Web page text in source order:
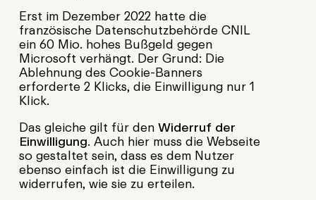
Erst im Dezember 2022 hatte die
französische Datenschutzbehörde CNIL
ein 60 Mio. hohes Bußgeld gegen
Microsoft verhängt. Der Grund: Die
Ablehnung des Cookie-Banners
erforderte 2 Klicks, die Einwilligung nur 1
Klick.
Das gleiche gilt für denWiderruf der
Einwilligung. Auch hier muss die Webseite
so gestaltet sein, dass es dem Nutzer
ebenso einfach ist die Einwilligung zu
widerrufen, wie sie zu erteilen.